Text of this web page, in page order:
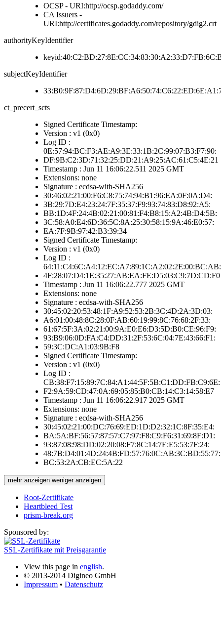
OCSP - URI:http://ocsp.godaddy.com/
CA Issuers -
URI:http://certificates.godaddy.com/repository/gdig2.crt
authorityKeyIdentifier
subjectKeyIdentifier
ct_precert_scts
Signed Certificate Timestamp:
Version : v1 (0x0)
Log ID :
0E:57:94:BC:F3:AE:A9:3E:33:1B:2C:99:07:B3:F7:90:
DF:9B:C2:3D:71:32:25:DD:21:A9:25:AC:61:C5:4E:21
Timestamp : Jun 11 16:06:22.511 2025 GMT
Extensions: none
Signature : ecdsa-with-SHA256
30:46:02:21:00:F6:C8:75:74:94:B1:96:EA:0F:0A:D4:
3B:29:7D:E4:23:24:7F:35:37:F9:93:74:83:D8:92:A5:
BB:1D:4F:24:4B:02:21:00:81:F4:B8:15:A2:4B:D4:5B:
3C:58:A0:E4:6D:36:5C:8A:25:30:58:15:9A:46:E0:57:
EA:7F:9B:97:42:B3:39:34
Signed Certificate Timestamp:
Version : v1 (0x0)
Log ID :
64:11:C4:6C:A4:12:EC:A7:89:1C:A2:02:2E:00:BC:AB:
4F:28:07:D4:1E:35:27:AB:EA:FE:D5:03:C9:7D:CD:F0
Timestamp : Jun 11 16:06:22.777 2025 GMT
Extensions: none
Signature : ecdsa-with-SHA256
30:45:02:20:53:48:1F:A9:52:53:2B:3C:4D:2A:3D:03:
A6:01:00:48:8C:28:0F:AB:60:19:99:8C:76:68:2F:33:
61:67:5F:3A:02:21:00:9A:E0:E6:D3:5D:B0:CE:96:F9:
93:B9:06:0D:FA:C4:DD:31:2F:53:6C:04:7E:43:66:F1:
59:3C:DC:A1:03:9B:F8
Signed Certificate Timestamp:
Version : v1 (0x0)
Log ID :
CB:38:F7:15:89:7C:84:A1:44:5F:5B:C1:DD:FB:C9:6E:
F2:9A:59:CD:47:0A:69:05:85:B0:CB:14:C3:14:58:E7
Timestamp : Jun 11 16:06:22.917 2025 GMT
Extensions: none
Signature : ecdsa-with-SHA256
30:45:02:21:00:DC:76:69:ED:1D:D2:32:1C:8F:35:E4:
BA:5A:BF:56:57:87:57:C7:97:F8:C9:F6:31:69:8F:D1:
93:87:08:98:DD:02:20:08:F7:8C:14:7E:E5:53:7F:24:
48:7B:D4:01:4D:24:4B:FD:57:76:0C:AB:3C:BD:55:77:
BC:53:2A:CB:EC:5A:22
mehr anzeigen weniger anzeigen
Root-Zertifikate
Heartbleed Test
prism-break.org
Sponsored by:
SSL-Zertifikate mit Preisgarantie
View this page in english.
© 2013-2014 Digineo GmbH
Impressum • Datenschutz